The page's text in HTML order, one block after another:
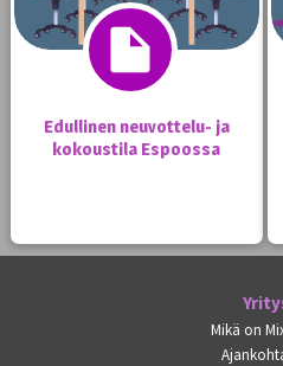
Edullinen neuvottelu- ja
kokoustila Espoossa
Mikä on